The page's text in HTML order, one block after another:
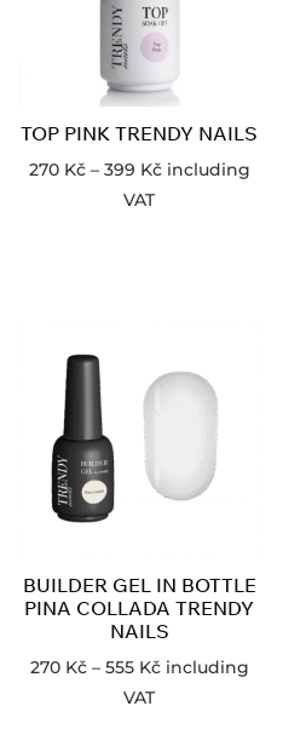
TOP PINK TRENDY NAILS
270 Kč – 399 Kč including
VAT
BUILDER GEL IN BOTTLE
PINA COLLADA TRENDY
NAILS
270 Kč – 555 Kč including
VAT